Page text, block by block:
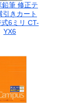
鉛筆 修正テ
引きカート
式6ミリ CT-
YX6